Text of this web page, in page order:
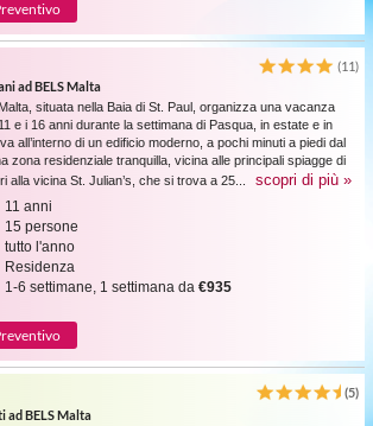
(11)
ad BELS Malta
situata nella Baia di St. Paul, organizza una vacanza
e i 16 anni durante la settimana di Pasqua, in estate e in
all’interno di un edificio moderno, a pochi minuti a piedi dal
zona residenziale tranquilla, vicina alle principali spiagge di
alla vicina St. Julian’s, che si trova a 25...
scopri di più »
11 anni
15 persone
tutto l'anno
Residenza
1-6 settimane, 1 settimana da €935
(5)
ad BELS Malta